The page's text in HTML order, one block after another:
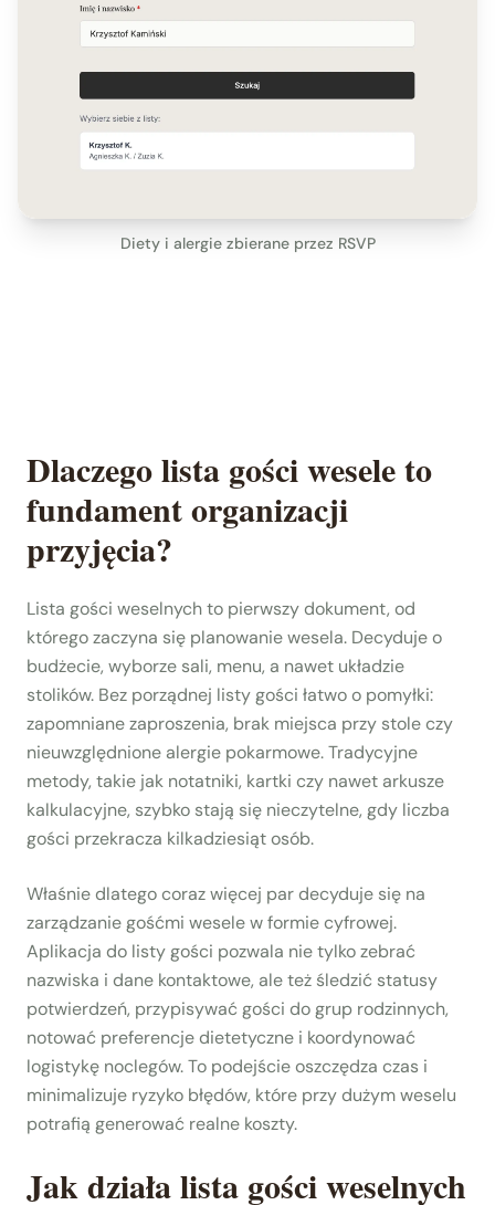
Diety i alergie zbierane przez RSVP
Dlaczego lista gości wesele to
fundament organizacji
przyjęcia?
Lista gości weselnych to pierwszy dokument, od
którego zaczyna się planowanie wesela. Decyduje o
budżecie, wyborze sali, menu, a nawet układzie
stolików. Bez porządnej listy gości łatwo o pomyłki:
zapomniane zaproszenia, brak miejsca przy stole czy
nieuwzględnione alergie pokarmowe. Tradycyjne
metody, takie jak notatniki, kartki czy nawet arkusze
kalkulacyjne, szybko stają się nieczytelne, gdy liczba
gości przekracza kilkadziesiąt osób.
Właśnie dlatego coraz więcej par decyduje się na
zarządzanie gośćmi wesele w formie cyfrowej.
Aplikacja do listy gości pozwala nie tylko zebrać
nazwiska i dane kontaktowe, ale też śledzić statusy
potwierdzeń, przypisywać gości do grup rodzinnych,
notować preferencje dietetyczne i koordynować
logistykę noclegów. To podejście oszczędza czas i
minimalizuje ryzyko błędów, które przy dużym weselu
potrafią generować realne koszty.
Jak działa lista gości weselnych